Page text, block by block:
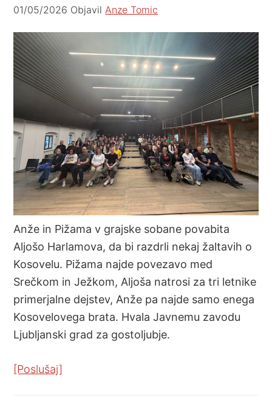
01/05/2026 ObjavilAnze Tomic
Anže in Pižama v grajske sobane povabita
Aljošo Harlamova, da bi razdrli nekaj žaltavih o
Kosovelu. Pižama najde povezavo med
Srečkom in Ježkom, Aljoša natrosi za tri letnike
primerjalne dejstev, Anže pa najde samo enega
Kosovelovega brata. Hvala Javnemu zavodu
Ljubljanski grad za gostoljubje.
[Poslušaj]